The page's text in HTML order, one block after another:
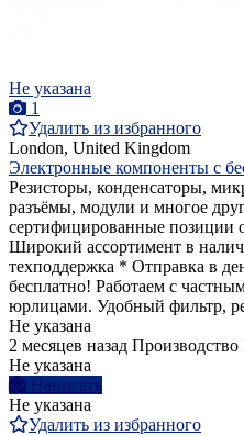
Не указана
1
Удалить из избранного
London, United Kingdom
Электронные компоненты с
Резисторы, конденсаторы,
разъёмы, модули и многое
сертифицированные позиции
Широкий ассортимент в
техподдержка * Отправка в
бесплатно! Работаем с
юрлицами. Удобный фильтр,
Не указана
2 месяцев назад Производство
Не указана
Написать
Не указана
Удалить из избранного